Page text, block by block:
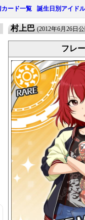
カード一覧 誕生日別アイド
村上巴 (2012年6月26日
フレ